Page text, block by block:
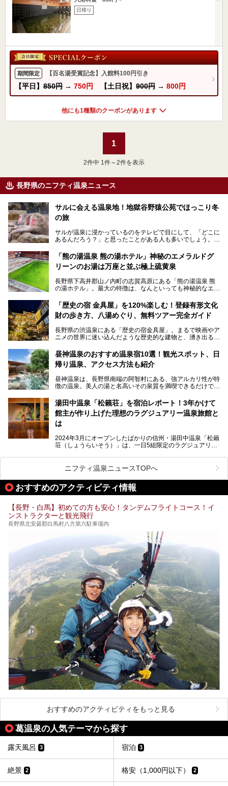
日帰り
期間限定 【百名湯受賞記念】入館料100円引き
【平日】 850円 → 750円 【土日祝】 900円 → 800円
他にも1種類のクーポンがあります
1
2件中 1件～2件を表示
長野県のニフティ温泉ニュース
サルに会える温泉地！地獄谷野猿公苑でほっこり冬
の旅
サルが温泉に浸かっているのをテレビで目にして、「どこに
あるんだろう？」と思ったことがある人も多いでしょう。
この微笑ましい光景は、長野県にある「地獄谷野猿公苑」で
見られるもので、野生のサルが雪景色の中で温泉に浸かる姿
を間近で観察できます。
本記事では、地獄谷野猿公苑の魅力や見どころ、サルと温泉
との関係性、地獄谷周辺の観光スポットについて紹介しま
ので、野生のサルを観察する貴重な自然体験と温泉をあわせ
て楽しみたい人は、ぜひ参考にしてください。
「熊の湯温泉 熊の湯ホテル」神秘のエメラルドグ
リーンのお湯は万座と並ぶ極上硫黄泉
長野県下高井郡山ノ内町の志賀高原にある「熊の湯温泉 熊
の湯ホテル」。最大の特徴は、なんといっても神秘的なエメ
リピートするファンも多い温泉です。冬はスキーと一緒に楽
しみたい極上の温泉を紹介します。
「歴史の宿 金具屋」を120%楽しむ！登録有形文化
財の歩き方、八湯めぐり、無料ツアー完全ガイド
長野県の渋温泉にある「歴史の宿金具屋」。まるで映画やア
ニメの世界に迷い込んだような歴史的な建物と、湧き出る温
を隅々まで楽しみたいですよね。この記事では、金具屋での
滞在を最高の思い出にするための「楽しみ方」を徹底的にご
紹介します！
昼神温泉のおすすめ温泉宿10選！観光スポット、日
帰り温泉、アクセス方法も紹介
昼神温泉は、長野県南端の阿智村にある、強アルカリ性が特
徴の温泉。美人の湯と名高いその泉質を満喫できるだけでな
昼神温泉では、朝市などの観光スポットや、信州名物のおや
きを楽しめるグルメスポットなど、観光を楽しむにはぴった
りの場所が豊富にあります。
この記事では、昼神温泉での滞在を充実させる宿泊施設や日
帰り温泉、見どころ満載の観光・グルメスポットに加え、ア
クセス方法も順に紹介します。
湯田中温泉「松籟荘」を宿泊レポート！3年かけて
館主が作り上げた理想のラグジュアリー温泉旅館と
は
2024年3月にオープンしたばかりの信州・湯田中温泉「松籟
荘（しょうらいそう）」は、一日5組限定のラグジュアリー
ライベートに楽しめる非日常感が味わえます。また宿泊者は
道向かいの「よろづや」の大浴場「桃山風呂」や共同浴場の
「湯田中大湯」も利用ができます。
極上のお湯に浸り上質なお料理に舌鼓、特別な日に泊まりた
い湯田中温泉「松籟荘」を、実際に宿泊した目線で紹介しま
ニフティ温泉ニュースTOPへ
おすすめのアクティビティ情報
【長野・白馬】初めての方も安心！タンデムフライトコース！イ
ンストラクターと観光飛行
長野県北安曇郡白馬村八方第六駐車場内
おすすめのアクティビティをもっと見る
葛温泉の人気テーマから探す
露天風呂 3 宿泊 3
絶景 2 格安（1,000円以下） 2